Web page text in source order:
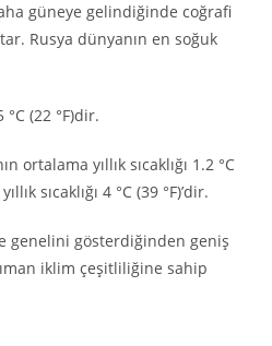
güneye gelindiğinde coğrafi
Rusya dünyanın en soğuk
°C (22 °F)dir.
ortalama yıllık sıcaklığı 1.2 °C
sıcaklığı 4 °C (39 °F)’dir.
genelini gösterdiğinden geniş
iklim çeşitliliğine sahip